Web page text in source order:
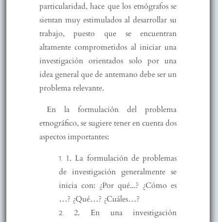
particularidad, hace que los etnógrafos se
sientan muy estimulados al desarrollar su
trabajo, puesto que se encuentran
altamente comprometidos al iniciar una
investigación orientados solo por una
idea general que de antemano debe ser un
problema relevante.
En la formulación del problema
etnográfico, se sugiere tener en cuenta dos
aspectos importantes:
1. La formulación de problemas
de investigación generalmente se
inicia con: ¿Por qué...? ¿Cómo es
…? ¿Qué…? ¿Cuáles…?
2. En una investigación